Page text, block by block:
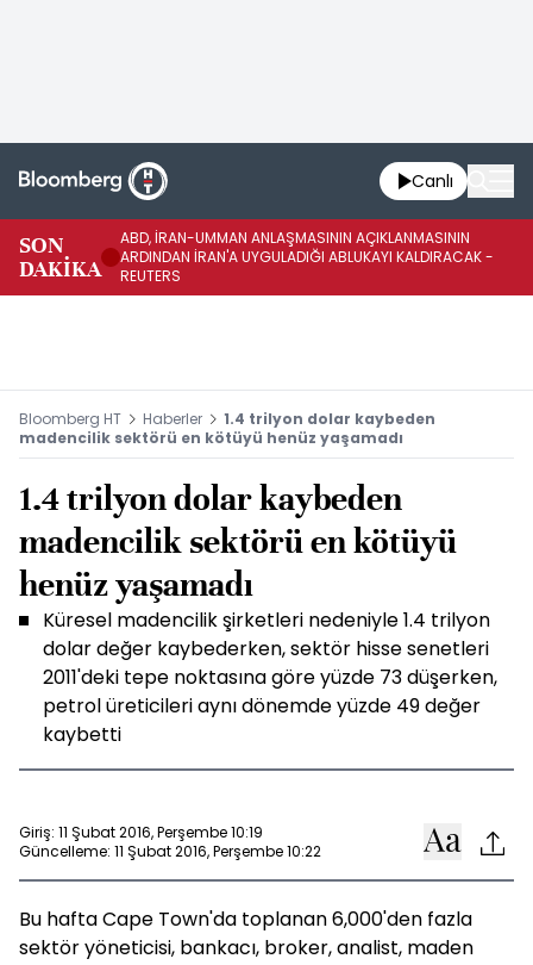
Canlı
SON
DAKİKA
ABD, İRAN-UMMAN ANLAŞMASININ AÇIKLANMASININ
ARDINDAN İRAN'A UYGULADIĞI ABLUKAYI KALDIRACAK -
REUTERS
Bloomberg HT Haberler
1.4 trilyon dolar kaybeden
madencilik sektörü en kötüyü henüz yaşamadı
1.4 trilyon dolar kaybeden
madencilik sektörü en kötüyü
henüz yaşamadı
Küresel madencilik şirketleri nedeniyle 1.4 trilyon
dolar değer kaybederken, sektör hisse senetleri
2011'deki tepe noktasına göre yüzde 73 düşerken,
petrol üreticileri aynı dönemde yüzde 49 değer
kaybetti
Giriş: 11 Şubat 2016, Perşembe 10:19
Güncelleme: 11 Şubat 2016, Perşembe 10:22
Bu hafta Cape Town'da toplanan 6,000'den fazla
sektör yöneticisi, bankacı, broker, analist, maden